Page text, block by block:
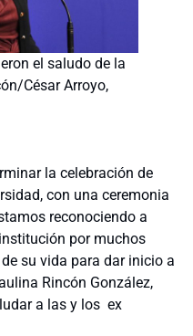
el saludo de la
César Arroyo,
la celebración de
con una ceremonia
reconociendo a
por muchos
su vida para dar inicio a
Rincón González,
a las y los ex